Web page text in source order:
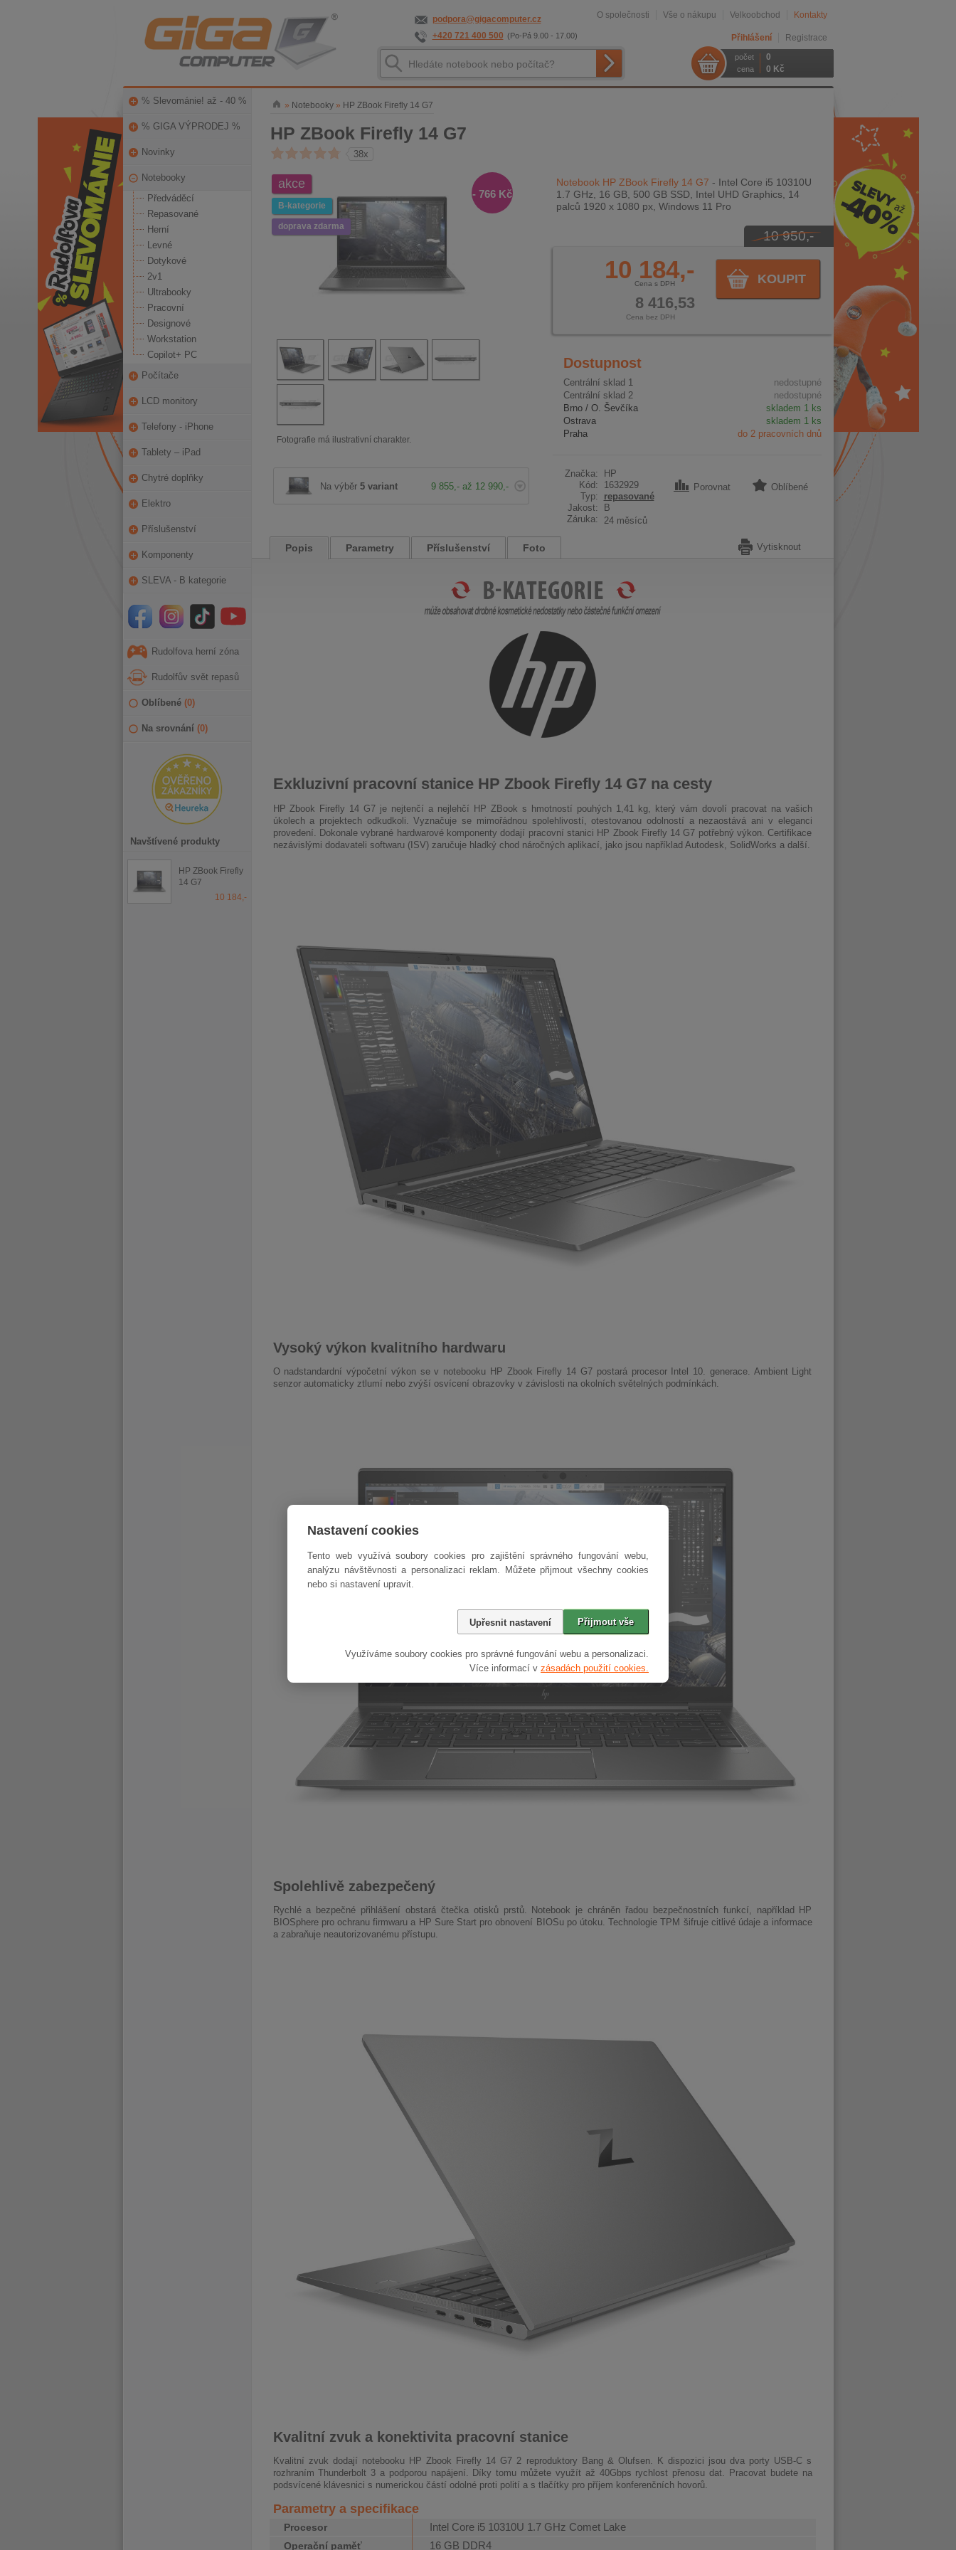
Nastavení cookies
Tento web využívá soubory cookies pro zajištění správného fungování webu,
analýzu návštěvnosti a personalizaci reklam. Můžete přijmout všechny cookies
nebo si nastavení upravit.
Přijmout vše
Upřesnit nastavení
Využíváme soubory cookies pro správné fungování webu a personalizaci.
Více informací v zásadách použití cookies.
podpora@gigacomputer.cz
+420 721 400 500 (Po-Pá 9.00 - 17.00)
O společnosti Vše o nákupu Velkoobchod Kontakty
Přihlášení Registrace
počet 0
cena 0 Kč
% Slevománie! až - 40 %
% GIGA VÝPRODEJ %
Novinky
Notebooky
Předváděcí
Repasované
Herní
Levné
Dotykové
2v1
Ultrabooky
Pracovní
Designové
Workstation
Copilot+ PC
Počítače
LCD monitory
Telefony - iPhone
Tablety – iPad
Chytré doplňky
Elektro
Příslušenství
Komponenty
SLEVA - B kategorie
Rudolfova herní zóna
Rudolfův svět repasů
Oblíbené (0)
Na srovnání (0)
Navštívené produkty
HP ZBook Firefly
14 G7
10 184,-
» Notebooky» HP ZBook Firefly 14 G7
HP ZBook Firefly 14 G7
38x
Notebook HP ZBook Firefly 14 G7 - Intel Core i5 10310U
1.7 GHz, 16 GB, 500 GB SSD, Intel UHD Graphics, 14
palců 1920 x 1080 px, Windows 11 Pro
10 950,-
KOUPIT
10 184,-
Cena s DPH
8 416,53
Cena bez DPH
Dostupnost
Centrální sklad 1
nedostupné
Centrální sklad 2
nedostupné
Brno / O. Ševčíka
skladem 1 ks
Ostrava
skladem 1 ks
Praha
do 2 pracovních dnů
Značka:
HP
Kód:
1632929
Typ:
repasované
Jakost:
B
Záruka:
24 měsíců
Porovnat Oblíbené
akce
B-kategorie
doprava zdarma
- 766 Kč
Fotografie má ilustrativní charakter.
Na výběr 5 variant 9 855,- až 12 990,-
Popis Parametry Příslušenství Foto Vytisknout
Exkluzivní pracovní stanice HP Zbook Firefly 14 G7 na cesty
HP Zbook Firefly 14 G7 je nejtenčí a nejlehčí HP ZBook s hmotností pouhých 1,41 kg, který vám dovolí pracovat na vašich
úkolech a projektech odkudkoli. Vyznačuje se mimořádnou spolehlivostí, otestovanou odolností a nezaostává ani v eleganci
provedení. Dokonale vybrané hardwarové komponenty dodají pracovní stanici HP Zbook Firefly 14 G7 potřebný výkon. Certifikace
nezávislými dodavateli softwaru (ISV) zaručuje hladký chod náročných aplikací, jako jsou například Autodesk, SolidWorks a další.
Vysoký výkon kvalitního hardwaru
O nadstandardní výpočetní výkon se v notebooku HP Zbook Firefly 14 G7 postará procesor Intel 10. generace. Ambient Light
senzor automaticky ztlumí nebo zvýší osvícení obrazovky v závislosti na okolních světelných podmínkách.
Spolehlivě zabezpečený
Rychlé a bezpečné přihlášení obstará čtečka otisků prstů. Notebook je chráněn řadou bezpečnostních funkcí, například HP
BIOSphere pro ochranu firmwaru a HP Sure Start pro obnovení BIOSu po útoku. Technologie TPM šifruje citlivé údaje a informace
a zabraňuje neautorizovanému přístupu.
Kvalitní zvuk a konektivita pracovní stanice
Kvalitní zvuk dodají notebooku HP Zbook Firefly 14 G7 2 reproduktory Bang & Olufsen. K dispozici jsou dva porty USB-C s
rozhraním Thunderbolt 3 a podporou napájení. Díky tomu můžete využít až 40Gbps rychlost přenosu dat. Pracovat budete na
podsvícené klávesnici s numerickou částí odolné proti polití a s tlačítky pro příjem konferenčních hovorů.
Parametry a specifikace
Procesor Intel Core i5 10310U 1.7 GHz Comet Lake
Operační paměť 16 GB DDR4